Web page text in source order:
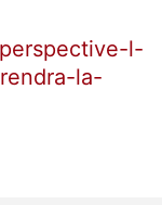
l-
la-